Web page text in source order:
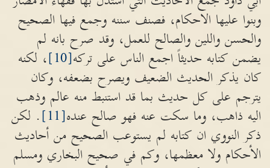
وبنوا عليها الاحكام، فصنف سننه وجمع فيها الصحيح
والحسن واللين والصالح للعمل، وقد صرح بانه لم
يضمن كتابه حديثاً اجمع الناس على تركه[10]
، لكنه
كان يذكر الحديث الضعيف ويصرح بضعفه، وكان
يترجم على كل حديث بما قد استنبط منه عالم وذهب
اليه ذاهب، وما سكت عنه فهو صالح عنده[11]
. لكن
ذكر النووي ان كتابه لم يستوعب الصحيح من أحاديث
الأحكام ولا معظمها، وكم في صحيح البخاري ومسلم